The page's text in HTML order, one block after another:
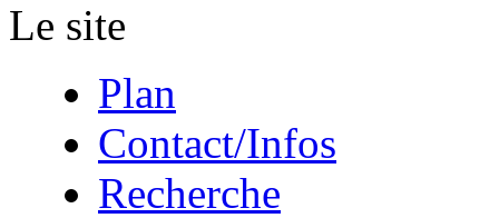
Le site
Plan
Contact/Infos
Recherche